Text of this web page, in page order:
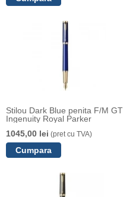
Stilou Dark Blue penita F/M GT
Ingenuity Royal Parker
1045,00 lei (pret cu TVA)